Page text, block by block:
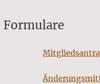
Formulare